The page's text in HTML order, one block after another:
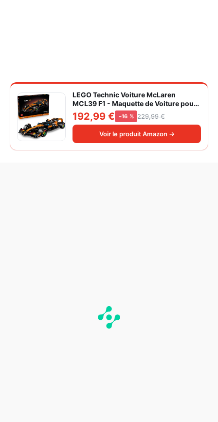
LEGO Technic Voiture McLaren
MCL39 F1 - Maquette de Voiture pour
Adulte - Set de Construction Formule 1
Collector - Moteur V6 & Différentiel -
Idée Cadeau pour Fans de Sport
Automobile 42228
192,99 € −16 % 229,99 €
Voir le produit Amazon →